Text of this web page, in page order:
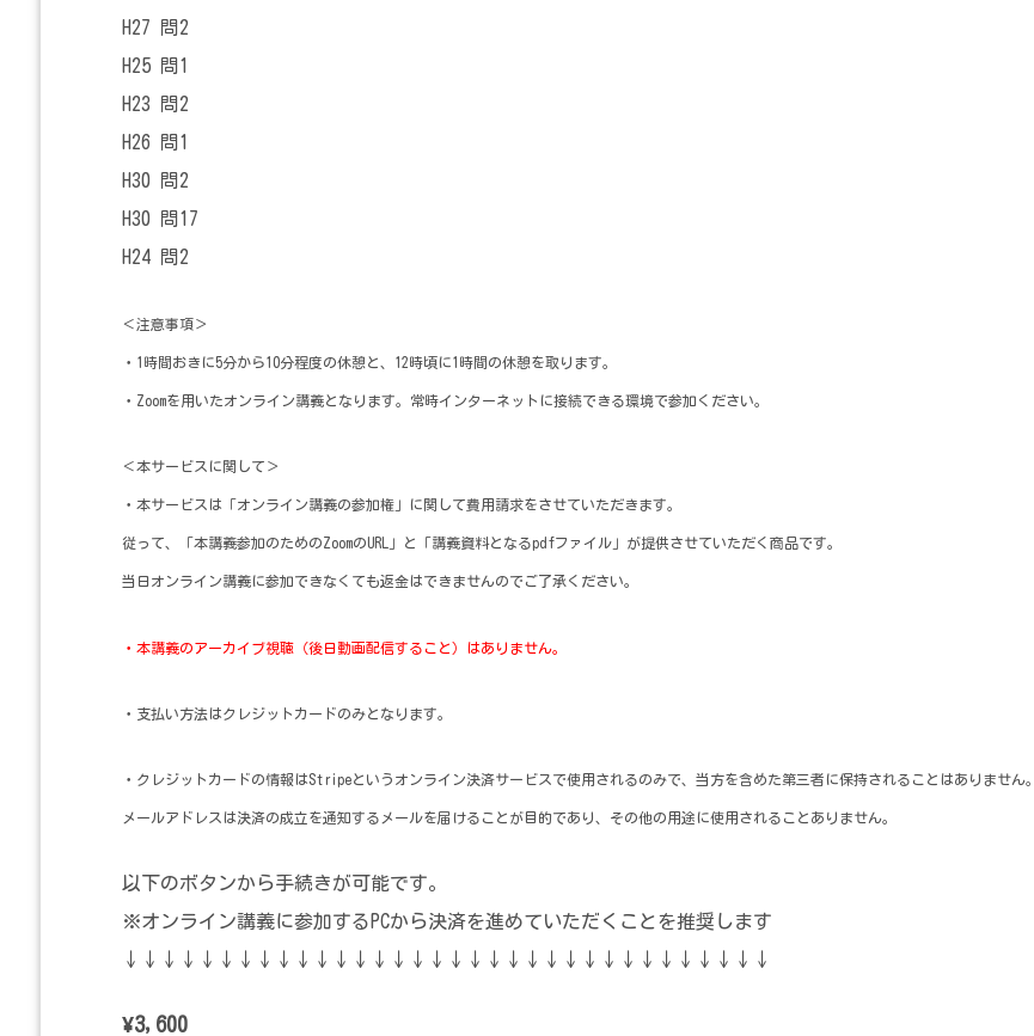
H27 問2
H25 問1
H23 問2
H26 問1
H30 問2
H30 問17
H24 問2
＜注意事項＞
・1時間おきに5分から10分程度の休憩と、12時頃に1時間の休憩を取ります。
・Zoomを用いたオンライン講義となります。常時インターネットに接続できる環境で参加ください。
＜本サービスに関して＞
・本サービスは「オンライン講義の参加権」に関して費用請求をさせていただきます。
従って、「本講義参加のためのZoomのURL」と「講義資料となるpdfファイル」が提供させていただく商品です。
当日オンライン講義に参加できなくても返金はできませんのでご了承ください。
・本講義のアーカイブ視聴（後日動画配信すること）はありません。
・支払い方法はクレジットカードのみとなります。
・クレジットカードの情報はStripeというオンライン決済サービスで使用されるのみで、当方を含めた第三者に保持されることはありません。
メールアドレスは決済の成立を通知するメールを届けることが目的であり、その他の用途に使用されることありません。
以下のボタンから手続きが可能です。
※オンライン講義に参加するPCから決済を進めていただくことを推奨します
↓↓↓↓↓↓↓↓↓↓↓↓↓↓↓↓↓↓↓↓↓↓↓↓↓↓↓↓↓↓↓↓↓↓
¥3,600